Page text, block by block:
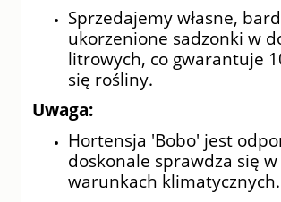
Sprzedajemy własne,
ukorzenione sadzonki w
litrowych, co gwarantuje
się rośliny.
Uwaga:
Hortensja 'Bobo' jest
doskonale sprawdza się
warunkach klimatycznych.